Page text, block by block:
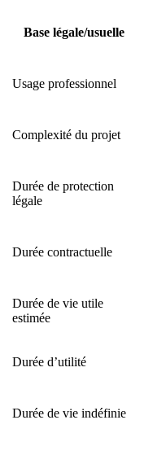
Base légale/usuelle
Usage professionnel
Complexité du projet
Durée de protection
légale
Durée contractuelle
Durée de vie utile
estimée
Durée d’utilité
Durée de vie indéfinie